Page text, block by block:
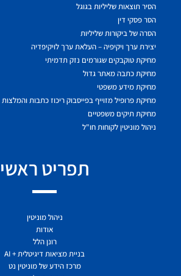
הסיר תוצאות שליליות בגוגל
הסר פסקי דין
הסרה של ביקורות שליליות
יצירת ערך ויקיפיה – העלאת ערך לויקיפדיה
מחיקת טוקבקים שגורמים נזק תדמיתי
מחיקת כתבה מאתר גדול
מחיקת מידע משפטי
מחיקת פרופיל מזוייף בפייסבוק ריכוז כתבות והמלצות
מחיקת תיקים משפטיים
ניהול מוניטין לקוחות חו"ל
תפריט ראשי
ניהול מוניטין
אודות
רונן הלל
בניית מציאות דיגיטלית + AI
מרכז הידע של מוניטין נט